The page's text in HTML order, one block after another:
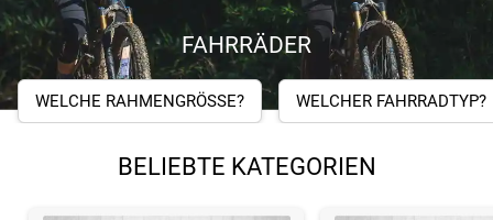
FAHRRÄDER
WELCHE RAHMENGRÖSSE? WELCHER FAHRRADTYP?
BELIEBTE KATEGORIEN